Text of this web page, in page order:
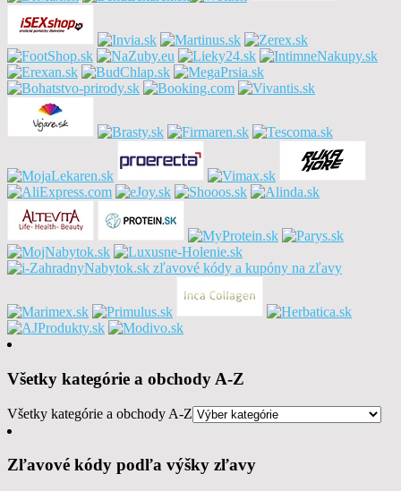
Všetky kategórie a obchody A-Z
Všetky kategórie a obchody A-Z
Zľavové kódy podľa výšky zľavy